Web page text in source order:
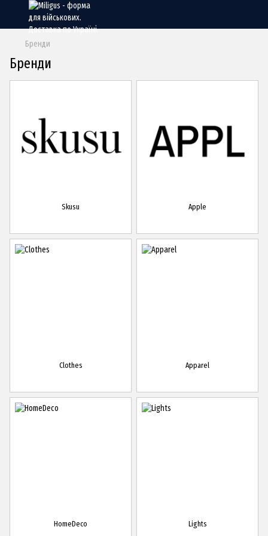
Бренди
Бренди
Skusu Apple
Clothes Apparel
HomeDeco Lights